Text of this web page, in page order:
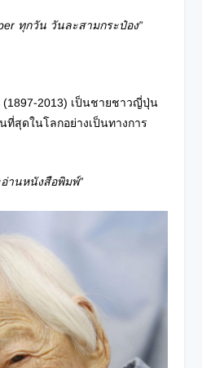
ทุกวัน วันละสามกระป๋อง”
(1897-2013) เป็นชายชาวญี่ปุ่น
ที่สุดในโลกอย่างเป็นทางการ
านหนังสือพิมพ์”